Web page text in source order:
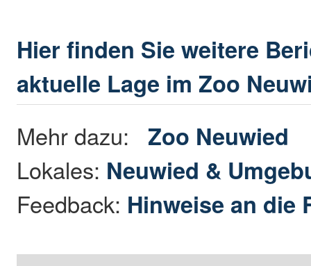
Hier finden Sie weitere
aktuelle Lage im Zoo
Mehr dazu: Zoo Neuwied
Lokales: Neuwied &
Feedback: Hinweise an die